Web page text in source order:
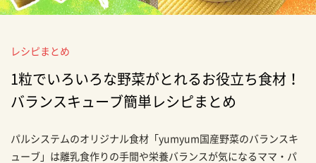
レシピまとめ
1粒でいろいろな野菜がとれるお役立ち食材！
バランスキューブ簡単レシピまとめ
パルシステムのオリジナル食材「yumyum国産野菜のバランスキ
ューブ」は離乳食作りの手間や栄養バランスが気になるママ・パ